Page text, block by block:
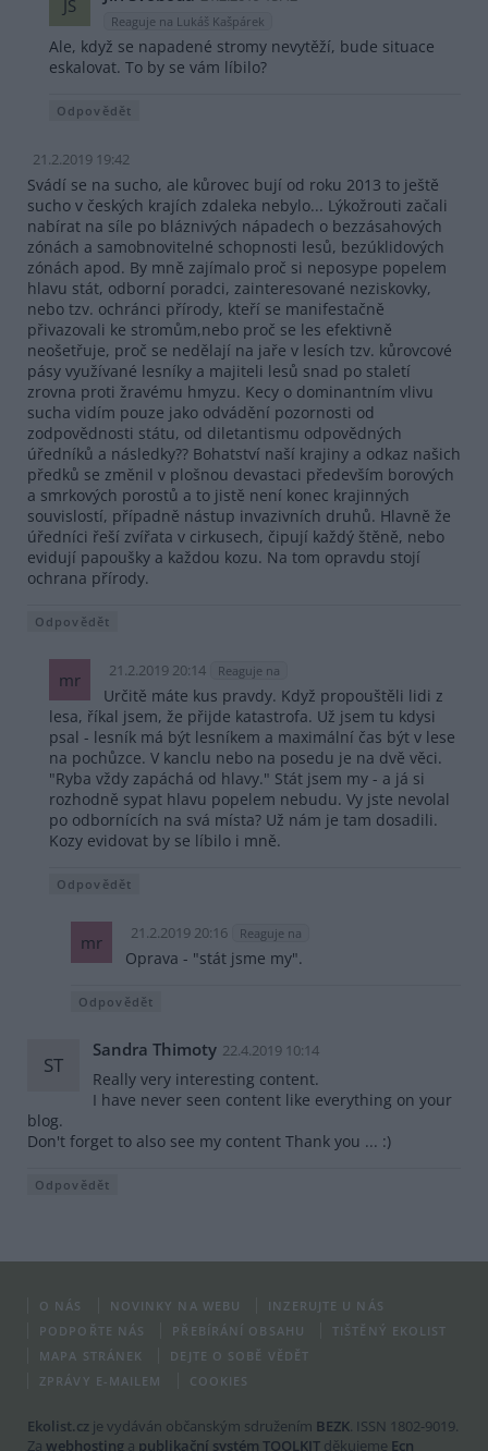
JS
Reaguje na Lukáš Kašpárek
Ale, když se napadené stromy nevytěží, bude situace
eskalovat. To by se vám líbilo?
Odpovědět
21.2.2019 19:42
Svádí se na sucho, ale kůrovec bují od roku 2013 to ještě
sucho v českých krajích zdaleka nebylo... Lýkožrouti začali
nabírat na síle po bláznivých nápadech o bezzásahových
zónách a samobnovitelné schopnosti lesů, bezúklidových
zónách apod. By mně zajímalo proč si neposype popelem
hlavu stát, odborní poradci, zainteresované neziskovky,
nebo tzv. ochránci přírody, kteří se manifestačně
přivazovali ke stromům,nebo proč se les efektivně
neošetřuje, proč se nedělají na jaře v lesích tzv. kůrovcové
pásy využívané lesníky a majiteli lesů snad po staletí
zrovna proti žravému hmyzu. Kecy o dominantním vlivu
sucha vidím pouze jako odvádění pozornosti od
zodpovědnosti státu, od diletantismu odpovědných
úředníků a následky?? Bohatství naší krajiny a odkaz našich
předků se změnil v plošnou devastaci především borových
a smrkových porostů a to jistě není konec krajinných
souvislostí, případně nástup invazivních druhů. Hlavně že
úředníci řeší zvířata v cirkusech, čipují každý štěně, nebo
evidují papoušky a každou kozu. Na tom opravdu stojí
ochrana přírody.
Odpovědět
mr 21.2.2019 20:14 Reaguje na
Určitě máte kus pravdy. Když propouštěli lidi z
lesa, říkal jsem, že přijde katastrofa. Už jsem tu kdysi
psal - lesník má být lesníkem a maximální čas být v lese
na pochůzce. V kanclu nebo na posedu je na dvě věci.
"Ryba vždy zapáchá od hlavy." Stát jsem my - a já si
rozhodně sypat hlavu popelem nebudu. Vy jste nevolal
po odbornících na svá místa? Už nám je tam dosadili.
Kozy evidovat by se líbilo i mně.
Odpovědět
mr 21.2.2019 20:16 Reaguje na
Oprava - "stát jsme my".
Odpovědět
ST
Sandra Thimoty 22.4.2019 10:14
Really very interesting content.
I have never seen content like everything on your
blog.
Don't forget to also see my content Thank you ... :)
Odpovědět
O NÁS NOVINKY NA WEBU
INZERUJTE U NÁS
PODPOŘTE NÁS
PŘEBÍRÁNÍ OBSAHU
TIŠTĚNÝ EKOLIST
MAPA STRÁNEK
DEJTE O SOBĚ VĚDĚT
ZPRÁVY E-MAILEM
COOKIES
Ekolist.cz je vydáván občanským sdružením BEZK. ISSN 1802-9019.
Za webhosting a publikační systém TOOLKIT děkujeme Ecn